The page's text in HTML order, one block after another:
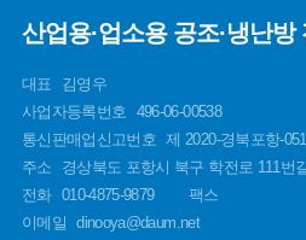
산업용·업소용 공조·냉난
대표
김영우
사업자등록번호 496-06-00538
통신판매업신고번호 제 2020-경북포항-
주소
경상북도 포항시 북구 학전로 111번
전화 010-4875-9879
팩스
이메일 dinooya@daum.net